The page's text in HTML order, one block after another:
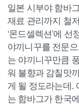
일본 시부야 함바
재료 관리까지 철
‘몬드셀렉션’에
야끼니꾸를 전문
는 야끼니꾸만큼
워 불향과 감칠맛
게 될 정도라는데.
는 함바그가 한국